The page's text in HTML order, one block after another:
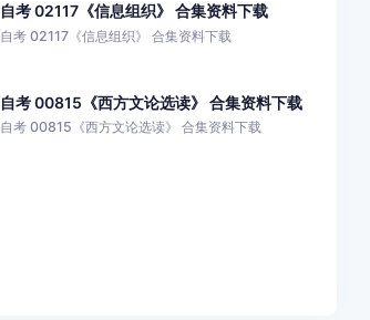
自考 02117《信息组织》 合集资料下载
自考 02117《信息组织》 合集资料下载
自考 00815《西方文论选读》 合集资料下载
自考 00815《西方文论选读》 合集资料下载